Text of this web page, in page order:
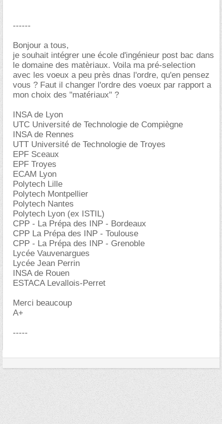
------
Bonjour a tous,
je souhait intégrer une école d'ingénieur post bac dans
le domaine des matèriaux. Voila ma pré-selection
avec les voeux a peu près dnas l'ordre, qu'en pensez
vous ? Faut il changer l'ordre des voeux par rapport a
mon choix des "matériaux" ?
INSA de Lyon
UTC Université de Technologie de Compiègne
INSA de Rennes
UTT Université de Technologie de Troyes
EPF Sceaux
EPF Troyes
ECAM Lyon
Polytech Lille
Polytech Montpellier
Polytech Nantes
Polytech Lyon (ex ISTIL)
CPP - La Prépa des INP - Bordeaux
CPP La Prépa des INP - Toulouse
CPP - La Prépa des INP - Grenoble
Lycée Vauvenargues
Lycée Jean Perrin
INSA de Rouen
ESTACA Levallois-Perret
Merci beaucoup
A+
-----